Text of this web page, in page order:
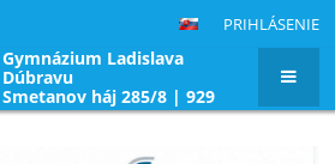
PRIHLÁSENIE
Gymnázium Ladislava
Dúbravu
Smetanov háj 285/8 | 929
01 Dunajská Streda|